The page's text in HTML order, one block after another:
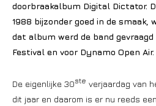
doorbraakalbum Digital Dictator.
1988 bijzonder goed in de smaak,
dat album werd de band
Festival en voor Dynamo Open Air.
De eigenlijke 30ste verjaardag van
dit jaar en daarom is er nu reeds